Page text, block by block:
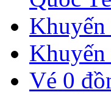
Khuyến
Khuyến
Vé 0